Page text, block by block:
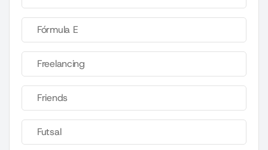
Fórmula E
Freelancing
Friends
Futsal